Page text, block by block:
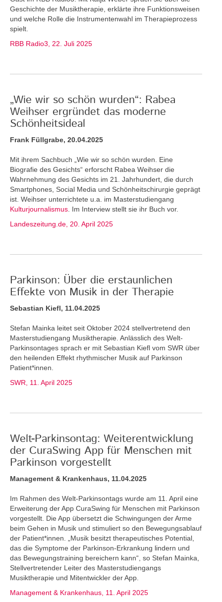
Geschichte der Musiktherapie, erklärte ihre Funktionsweisen
und welche Rolle die Instrumentenwahl im Therapieprozess
spielt.
RBB Radio3, 22. Juli 2025
„Wie wir so schön wurden“: Rabea
Weihser ergründet das moderne
Schönheitsideal
Frank Füllgrabe, 20.04.2025
Mit ihrem Sachbuch „Wie wir so schön wurden. Eine
Biografie des Gesichts“ erforscht Rabea Weihser die
Wahrnehmung des Gesichts im 21. Jahrhundert, die durch
Smartphones, Social Media und Schönheitschirurgie geprägt
ist. Weihser unterrichtete u.a. im Masterstudiengang
Kulturjournalismus . Im Interview stellt sie ihr Buch vor.
Landeszeitung.de, 20. April 2025
Parkinson: Über die erstaunlichen
Effekte von Musik in der Therapie
Sebastian Kiefl, 11.04.2025
Stefan Mainka leitet seit Oktober 2024 stellvertretend den
Masterstudiengang Musiktherapie. Anlässlich des Welt-
Parkinsontages sprach er mit Sebastian Kiefl vom SWR über
den heilenden Effekt rhythmischer Musik auf Parkinson
Patient*innen.
SWR, 11. April 2025
Welt-Parkinsontag: Weiterentwicklung
der CuraSwing App für Menschen mit
Parkinson vorgestellt
Management & Krankenhaus, 11.04.2025
Im Rahmen des Welt-Parkinsontags wurde am 11. April eine
Erweiterung der App CuraSwing für Menschen mit Parkinson
vorgestellt. Die App übersetzt die Schwingungen der Arme
beim Gehen in Musik und stimuliert so den Bewegungsablauf
der Patient*innen. „Musik besitzt therapeutisches Potential,
das die Symptome der Parkinson-Erkrankung lindern und
das Bewegungstraining bereichern kann“, so Stefan Mainka,
Stellvertretender Leiter des Masterstudiengangs
Musiktherapie und Mitentwickler der App.
Management & Krankenhaus, 11. April 2025